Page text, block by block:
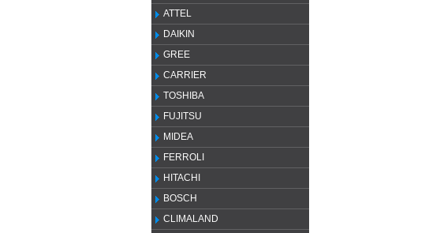
ATTEL
DAIKIN
GREE
CARRIER
TOSHIBA
FUJITSU
MIDEA
FERROLI
HITACHI
BOSCH
CLIMALAND